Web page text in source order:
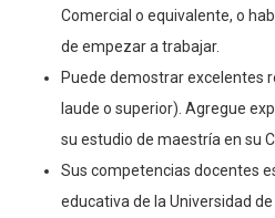
Comercial o equivalente, o
de empezar a trabajar.
Puede demostrar excelentes
laude o superior). Agregue
su estudio de maestría en su
Sus competencias docentes
educativa de la Universidad